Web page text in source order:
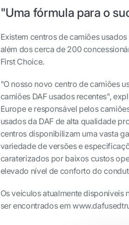
"Uma fórmula para o
Existem centros de camiões
além dos cerca de 200
First Choice.
"O nosso novo centro de camiões
camiões DAF usados recentes",
Europe e responsável pelos
usados da DAF de alta qualidade
centros disponibilizam uma vasta
variedade de versões e
caraterizados por baixos custos
elevado nível de conforto do
Os veículos atualmente disponíveis
ser encontrados em